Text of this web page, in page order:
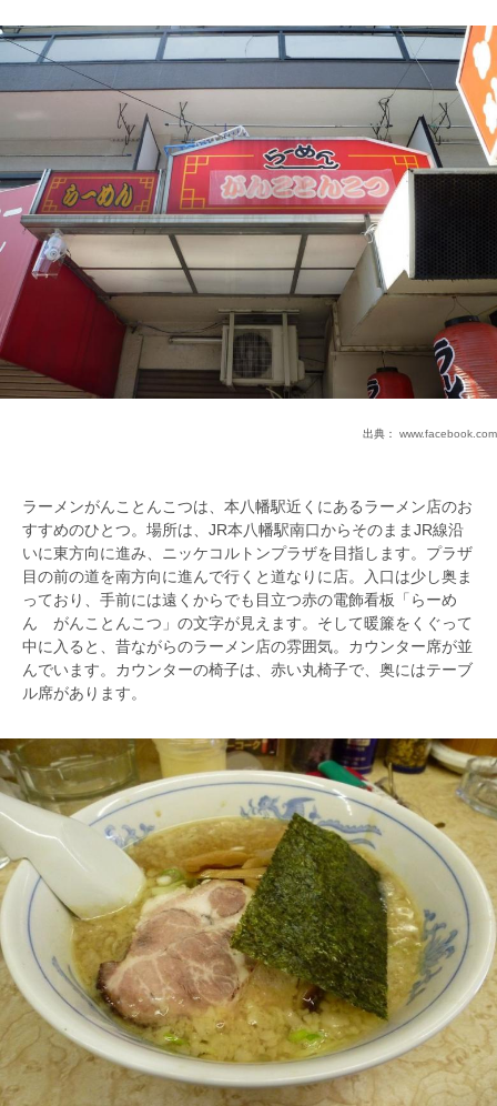
出典： www.facebook.com
ラーメンがんことんこつは、本八幡駅近くにあるラーメン店のお
すすめのひとつ。場所は、JR本八幡駅南口からそのままJR線沿
いに東方向に進み、ニッケコルトンプラザを目指します。プラザ
目の前の道を南方向に進んで行くと道なりに店。入口は少し奥ま
っており、手前には遠くからでも目立つ赤の電飾看板「らーめ
ん がんことんこつ」の文字が見えます。そして暖簾をくぐって
中に入ると、昔ながらのラーメン店の雰囲気。カウンター席が並
んでいます。カウンターの椅子は、赤い丸椅子で、奥にはテーブ
ル席があります。